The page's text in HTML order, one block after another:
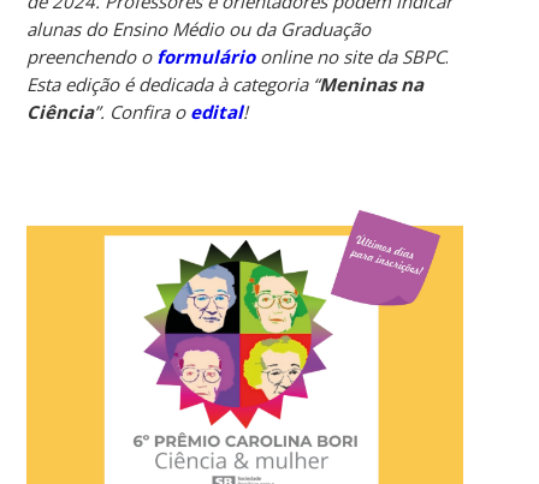
alunas do Ensino Médio ou da Graduação
preenchendo o formulárioonline no site da SBPC.
Esta edição é dedicada à categoria “Meninas na
Ciência”. Confira o edital!